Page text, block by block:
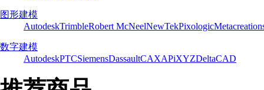
图形建模
AutodeskTrimbleRobert McNeelNewTekPixologic
数字建模
AutodeskPTCSiemensDassaultCAXAPiXYZDeltaCAD